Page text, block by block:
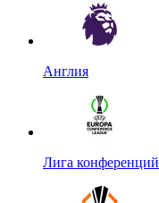
Англия
Лига конференций